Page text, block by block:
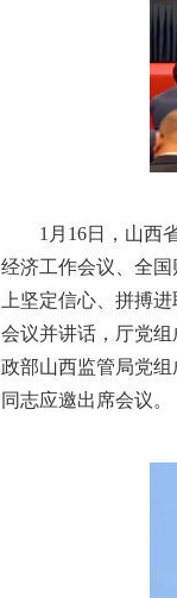
1月16日，山西省
经济工作会议、全
上坚定信心、拼搏
会议并讲话，厅党
政部山西监管局党
同志应邀出席会议。